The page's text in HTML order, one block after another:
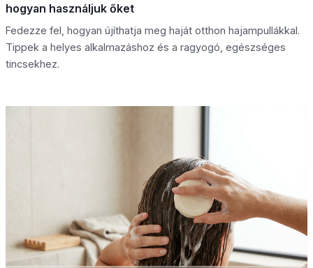
hogyan használjuk őket
Fedezze fel, hogyan újíthatja meg haját otthon hajampullákkal.
Tippek a helyes alkalmazáshoz és a ragyogó, egészséges
tincsekhez.